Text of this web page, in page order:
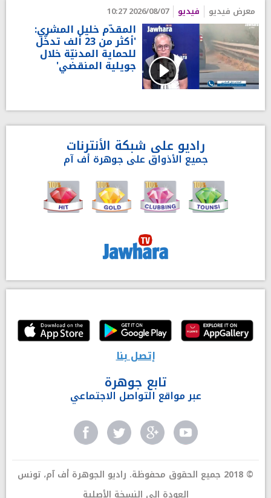
معرض فيديو فيديو 2026/08/07 10:27
المقدّم خليل المشري:
'أكثر من 23 ألف تدخّل
للحماية المدنيّة خلال
جويلية المنقضي'
راديو على شبكة الأنترنات
جميع الأذواق على جوهرة أف آم
إتصل بنا
تابع جوهرة
عبر مواقع التواصل الاجتماعي
© 2018 جميع الحقوق محفوظة. راديو الجوهرة أف آم، تونس